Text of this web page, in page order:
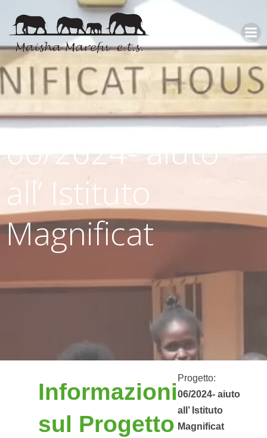
06/2024- aiuto
all’ Istituto
Magnificat
Informazioni
sul Progetto
Progetto:
06/2024- aiuto
all’ Istituto
Magnificat